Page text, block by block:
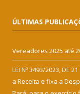
ÚLTIMAS
Vereadores 2025 até
LEI Nº 3493/2023, DE
a Receita e fixa a